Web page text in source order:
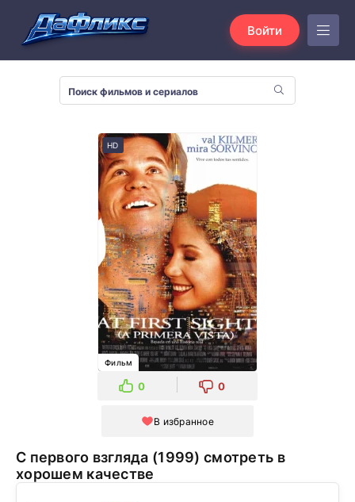
Войти
HD
Фильм
0 0
В избранное
С первого взгляда (1999) смотреть в
хорошем качестве